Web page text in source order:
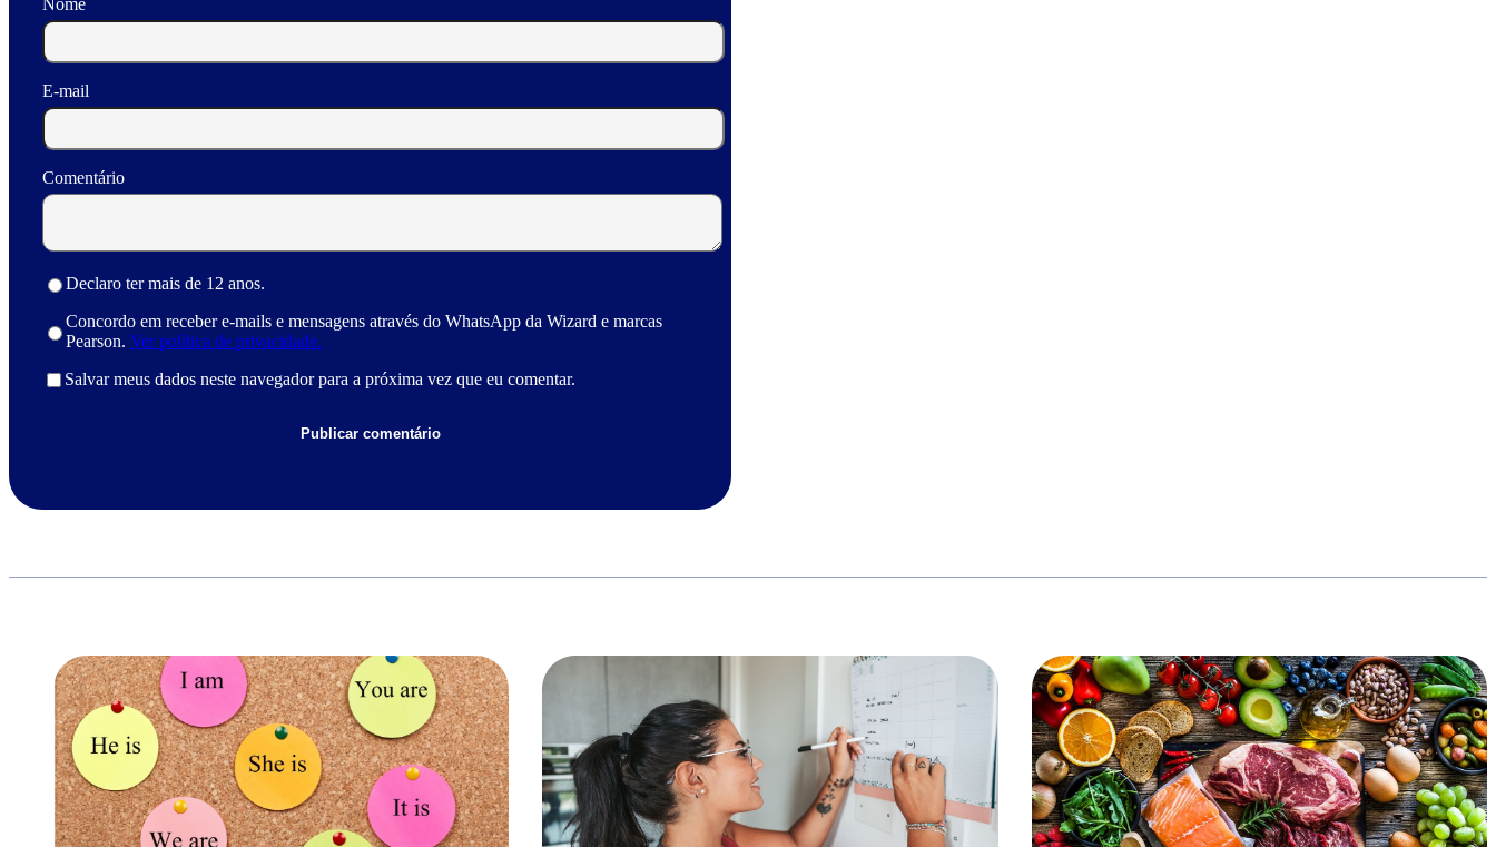
E-mail
Comentário
Declaro ter mais de 12 anos.
Concordo em receber e-mails e mensagens através do WhatsApp da Wizard e marcas
Pearson. Ver política de privacidade.
Salvar meus dados neste navegador para a próxima vez que eu comentar.